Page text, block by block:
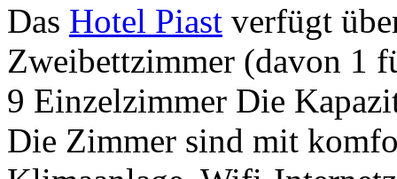
Das Hotel Piast verfügt
Zweibettzimmer (davon 1
9 Einzelzimmer Die
Die Zimmer sind mit